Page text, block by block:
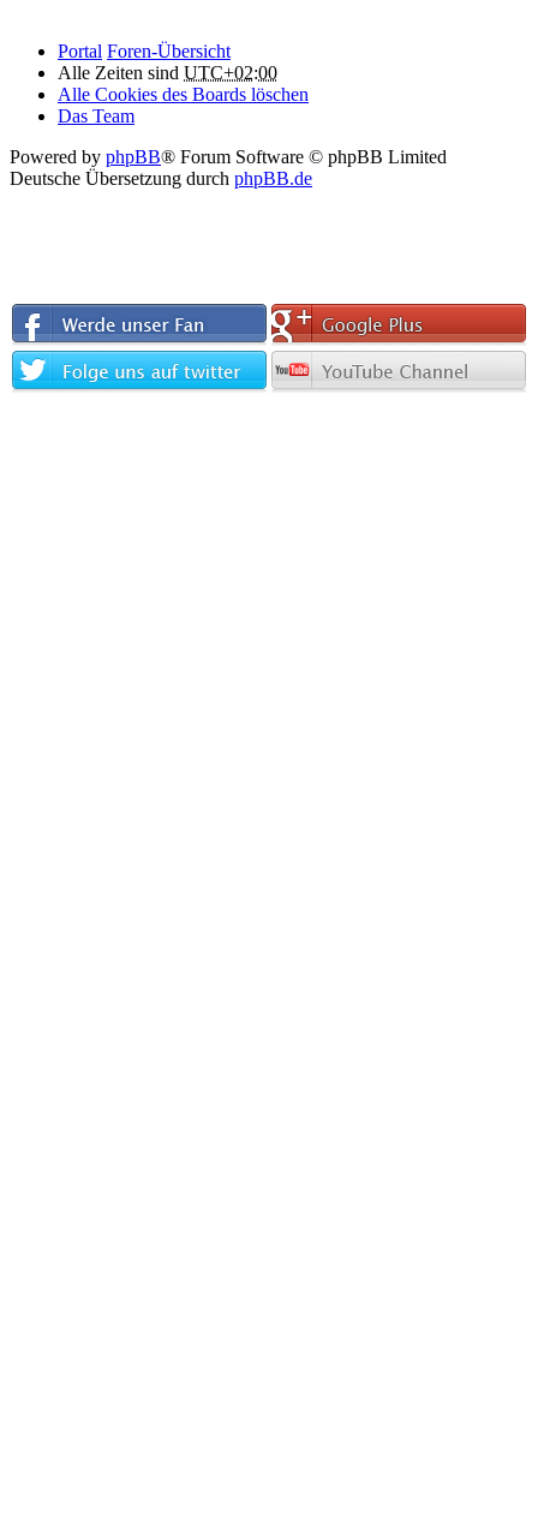
Portal Foren-Übersicht
Alle Zeiten sind UTC+02:00
Alle Cookies des Boards löschen
Das Team
Powered by phpBB® Forum Software © phpBB Limited
Deutsche Übersetzung durch phpBB.de